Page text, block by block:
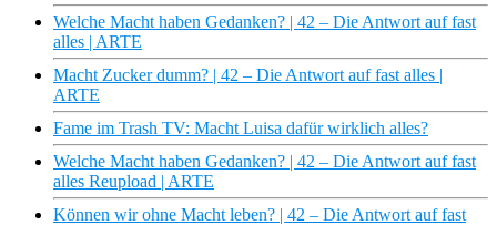
Welche Macht haben Gedanken? | 42 – Die Antwort auf fast
alles | ARTE
Macht Zucker dumm? | 42 – Die Antwort auf fast alles |
ARTE
Fame im Trash TV: Macht Luisa dafür wirklich alles?
Welche Macht haben Gedanken? | 42 – Die Antwort auf fast
alles Reupload | ARTE
Können wir ohne Macht leben? | 42 – Die Antwort auf fast